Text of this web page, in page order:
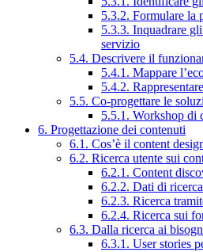
5.3.2. Formulare la
5.3.3. Inquadrare
servizio
5.4. Descrivere il
5.4.1. Mappare
5.4.2.
5.5. Co-progettare le
5.5.1. Workshop di
6. Progettazione dei contenuti
6.1. Cos’è il content
6.2. Ricerca utente sui
6.2.1. Content
6.2.2. Dati di
6.2.3. Ricerca
6.2.4. Ricerca sui
6.3. Dalla ricerca ai
6.3.1. User stories